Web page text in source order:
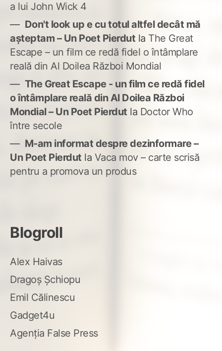
a lui John Wick 4
Don't look up e cu totul altfel decât mă
așteptam – Un Poet Pierdut la The Great
Escape – un film ce redă fidel o întâmplare
reală din Al Doilea Război Mondial
The Great Escape - un film ce redă fidel
o întâmplare reală din Al Doilea Război
Mondial – Un Poet Pierdut la Doctor Who
între secole
M-am informat despre dezinformare –
Un Poet Pierdut la Vaca mov – carte scrisă
pentru a promova un produs
Blogroll
Alex Haivas
Dragoș Șchiopu
Emil Călinescu
Gadget4u
Agenția False Press